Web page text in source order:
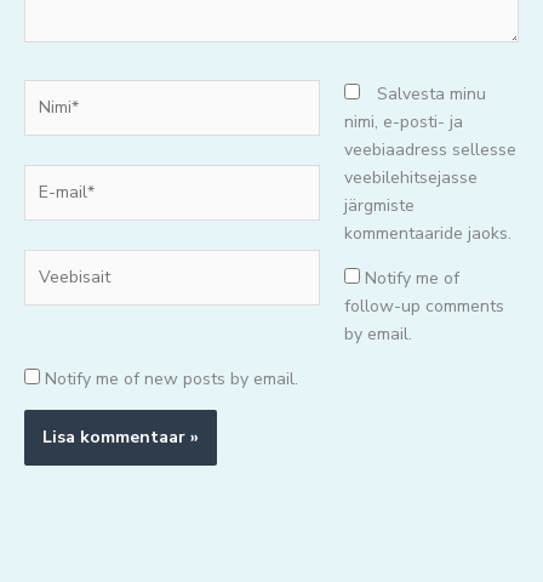
mail*
Salvesta minu
nimi, e-posti- ja
veebiaadress sellesse
veebilehitsejasse
järgmiste
kommentaaride jaoks.
Notify me of
follow-up comments
by email.
Notify me of new posts by email.